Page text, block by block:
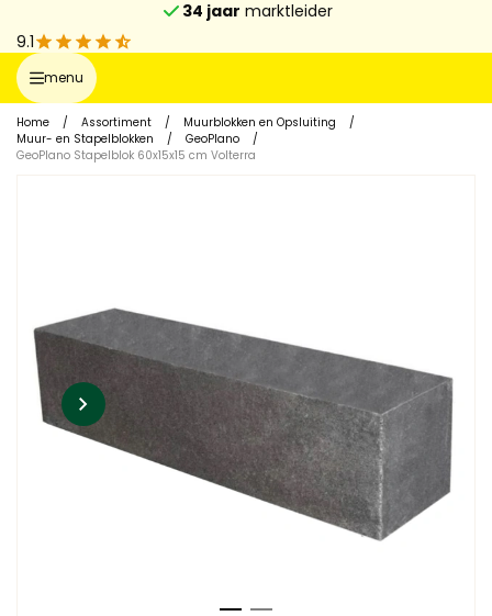
34 jaar marktleider
9.1
menu
Home / Assortiment / Muurblokken en Opsluiting
/
Muur- en Stapelblokken
/ GeoPlano
/
GeoPlano Stapelblok 60x15x15 cm Volterra